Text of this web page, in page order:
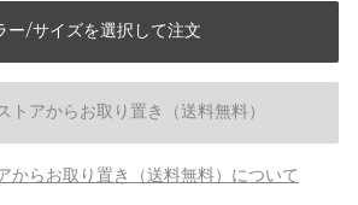
ー/サイズを選択して注文
トアからお取り置き（送料無料）
からお取り置き（送料無料）について